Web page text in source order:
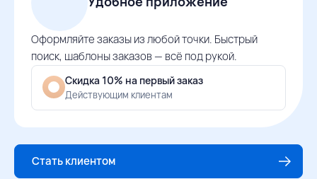
Оформляйте заказы из любой точки. Быстрый
поиск, шаблоны заказов — всё под рукой.
Скидка 10% на первый заказ
Действующим клиентам
Стать клиентом